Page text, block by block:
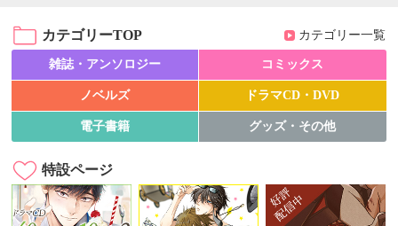
カテゴリーTOP カテゴリー一覧
雑誌・アンソロジー コミックス
ノベルズ ドラマCD・DVD
電子書籍 グッズ・その他
特設ページ